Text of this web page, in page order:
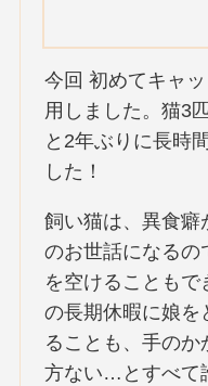
今回 初めてキャ
用しました。猫3
と2年ぶりに長時
した！
飼い猫は、異食癖
のお世話になるの
を空けることも
の長期休暇に娘を
ることも、手の
方ない…とすべて